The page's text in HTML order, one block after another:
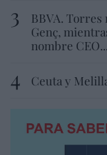
BBVA. Torres
Genç,
nombre
Ceuta y